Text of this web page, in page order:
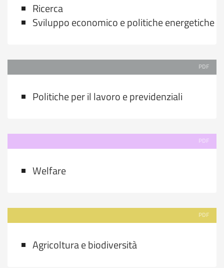
Ricerca
Sviluppo economico e politiche energetiche
PDF
Politiche per il lavoro e previdenziali
PDF
Welfare
PDF
Agricoltura e biodiversità